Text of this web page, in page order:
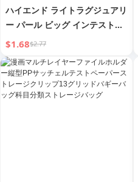
ハイエンド ライトラグジュアリ
ー パール ビッグ インテストイ
ン オーガンザネット バイラル
ハイエラスティック ヘアタイ
ヘッドウェア ホローアウト ラ
インストーン スモール インテ
ストイン ヘアリング
$1.68$2.77